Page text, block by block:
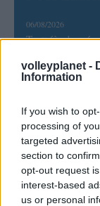
volleyplanet -
Information
If you wish to
processing of
targeted
section to
opt-out request
interest-based
us or personal
06/08/2026
Το πάλεψε
Η FIVB
Πρωτάθλημα
Έτοιμη για…
με τον